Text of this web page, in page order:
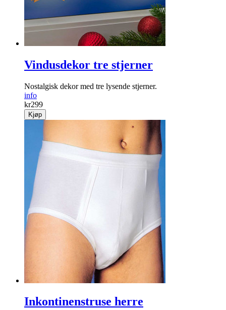
Vindusdekor tre stjerner
Nostalgisk dekor med tre lysende stjerner.
info
kr299
Kjøp
Inkontinenstruse herre